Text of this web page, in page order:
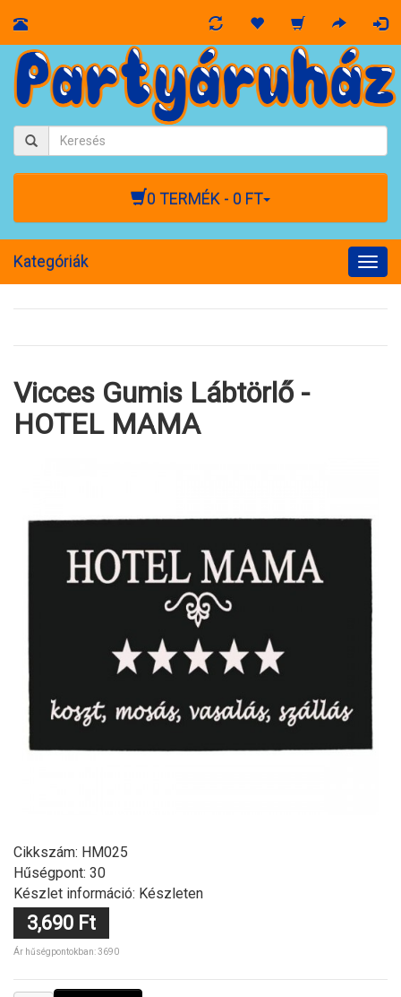
0 TERMÉK - 0 FT
Kategóriák
Vicces Gumis Lábtörlő -
HOTEL MAMA
Cikkszám: HM025
Hűségpont: 30
Készlet információ: Készleten
3,690 Ft
Ár hűségpontokban: 3690